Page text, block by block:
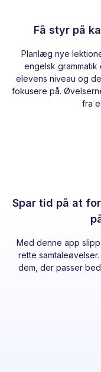
Få styr på
Planlæg nye
engelsk
elevens niveau og
fokusere på.
fra
Spar tid på at
Med denne app
rette
dem, der passer